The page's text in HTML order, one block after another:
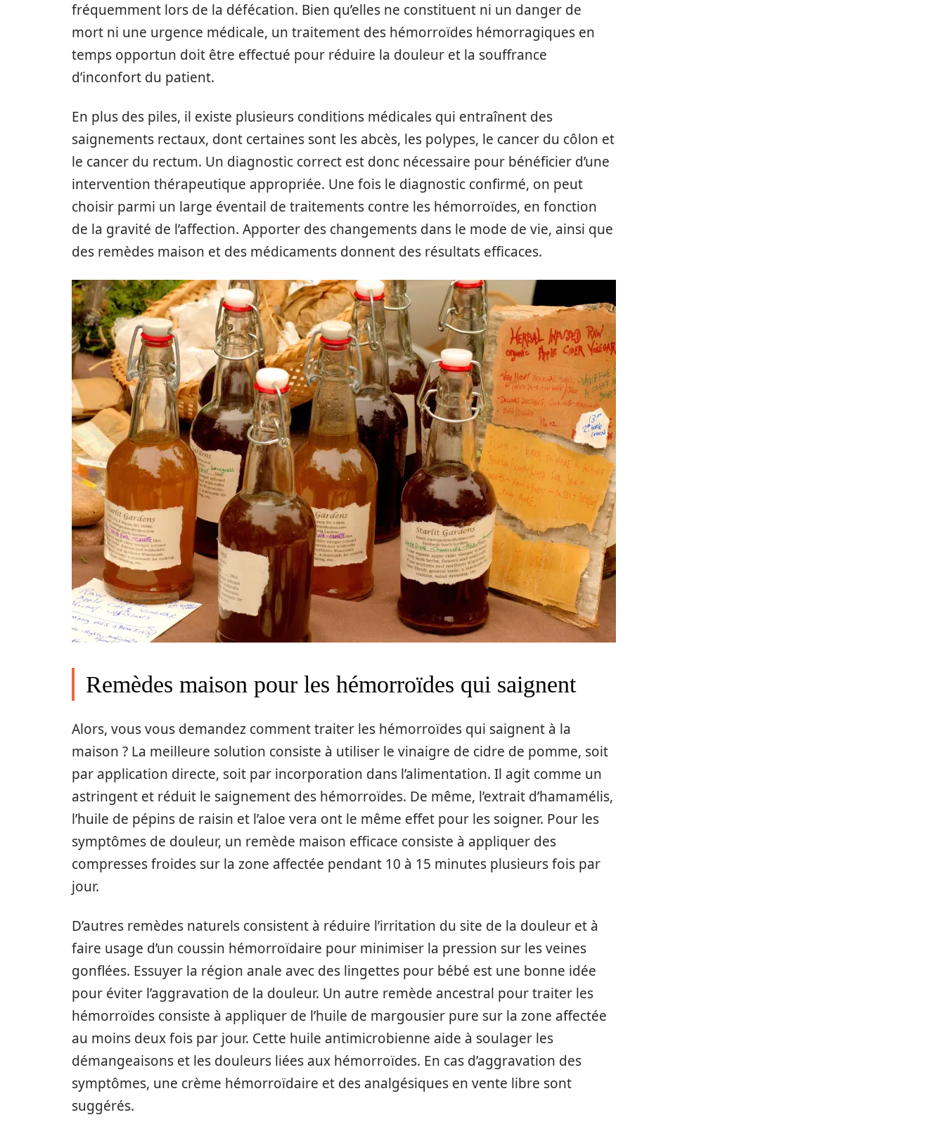
fréquemment lors de la défécation. Bien qu’elles ne constituent ni un danger de
mort ni une urgence médicale, un traitement des hémorroïdes hémorragiques en
temps opportun doit être effectué pour réduire la douleur et la souffrance
d’inconfort du patient.
En plus des piles, il existe plusieurs conditions médicales qui entraînent des
saignements rectaux, dont certaines sont les abcès, les polypes, le cancer du côlon et
le cancer du rectum. Un diagnostic correct est donc nécessaire pour bénéficier d’une
intervention thérapeutique appropriée. Une fois le diagnostic confirmé, on peut
choisir parmi un large éventail de traitements contre les hémorroïdes, en fonction
de la gravité de l’affection. Apporter des changements dans le mode de vie, ainsi que
des remèdes maison et des médicaments donnent des résultats efficaces.
Remèdes maison pour les hémorroïdes qui saignent
Alors, vous vous demandez comment traiter les hémorroïdes qui saignent à la
maison ? La meilleure solution consiste à utiliser le vinaigre de cidre de pomme, soit
par application directe, soit par incorporation dans l’alimentation. Il agit comme un
astringent et réduit le saignement des hémorroïdes. De même, l’extrait d’hamamélis,
l’huile de pépins de raisin et l’aloe vera ont le même effet pour les soigner. Pour les
symptômes de douleur, un remède maison efficace consiste à appliquer des
compresses froides sur la zone affectée pendant 10 à 15 minutes plusieurs fois par
jour.
D’autres remèdes naturels consistent à réduire l’irritation du site de la douleur et à
faire usage d’un coussin hémorroïdaire pour minimiser la pression sur les veines
gonflées. Essuyer la région anale avec des lingettes pour bébé est une bonne idée
pour éviter l’aggravation de la douleur. Un autre remède ancestral pour traiter les
hémorroïdes consiste à appliquer de l’huile de margousier pure sur la zone affectée
au moins deux fois par jour. Cette huile antimicrobienne aide à soulager les
démangeaisons et les douleurs liées aux hémorroïdes. En cas d’aggravation des
symptômes, une crème hémorroïdaire et des analgésiques en vente libre sont
suggérés.